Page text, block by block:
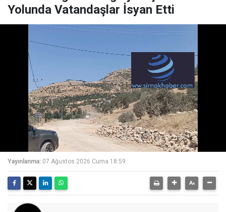
Yolunda Vatandaşlar İsyan Etti
Yayınlanma: 07 Ağustos 2026 Cuma 18:59